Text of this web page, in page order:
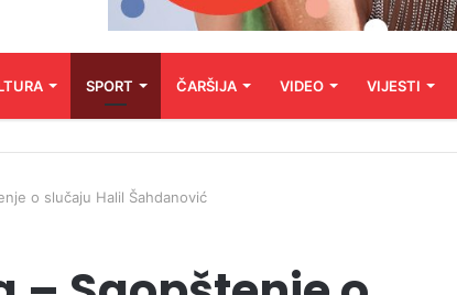
SPORT ČARŠIJA VIDEO VIJESTI
o slučaju Halil Šahdanović